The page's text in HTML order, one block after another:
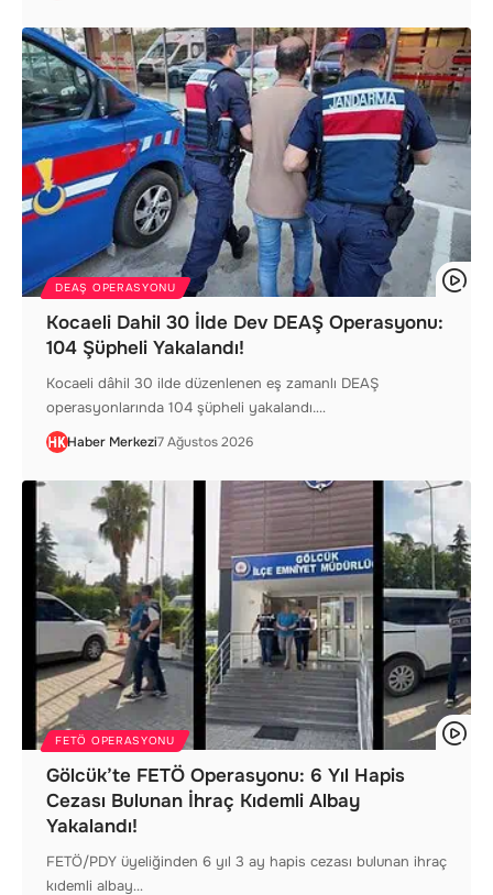
DEAŞ OPERASYONU
Kocaeli Dahil 30 İlde Dev DEAŞ Operasyonu:
104 Şüpheli Yakalandı!
Kocaeli dâhil 30 ilde düzenlenen eş zamanlı DEAŞ
operasyonlarında 104 şüpheli yakalandı.…
Haber Merkezi7 Ağustos 2026
FETÖ OPERASYONU
Gölcük’te FETÖ Operasyonu: 6 Yıl Hapis
Cezası Bulunan İhraç Kıdemli Albay
Yakalandı!
FETÖ/PDY üyeliğinden 6 yıl 3 ay hapis cezası bulunan ihraç
kıdemli albay…